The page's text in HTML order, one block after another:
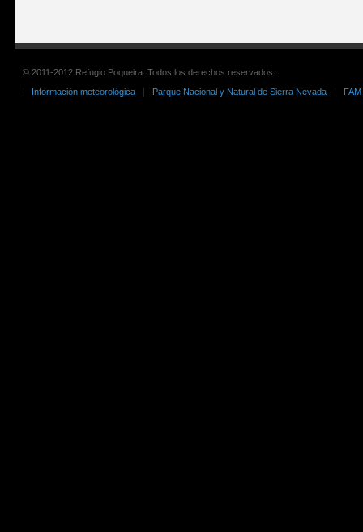
© 2011-2012 Refugio Poqueira. Todos los derechos reservados.
Información meteorológica
Parque Nacional y Natural de Sierra Nevada FAM